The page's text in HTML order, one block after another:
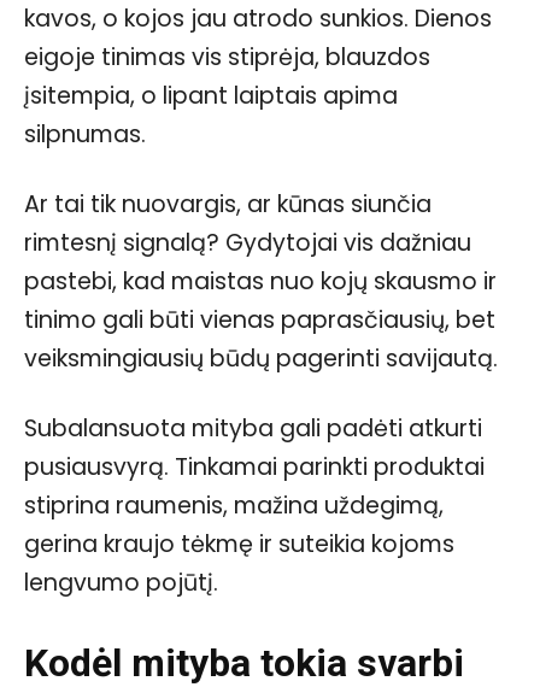
kavos, o kojos jau atrodo sunkios. Dienos
eigoje tinimas vis stiprėja, blauzdos
įsitempia, o lipant laiptais apima
silpnumas.
Ar tai tik nuovargis, ar kūnas siunčia
rimtesnį signalą? Gydytojai vis dažniau
pastebi, kad maistas nuo kojų skausmo ir
tinimo gali būti vienas paprasčiausių, bet
veiksmingiausių būdų pagerinti savijautą.
Subalansuota mityba gali padėti atkurti
pusiausvyrą. Tinkamai parinkti produktai
stiprina raumenis, mažina uždegimą,
gerina kraujo tėkmę ir suteikia kojoms
lengvumo pojūtį.
Kodėl mityba tokia svarbi